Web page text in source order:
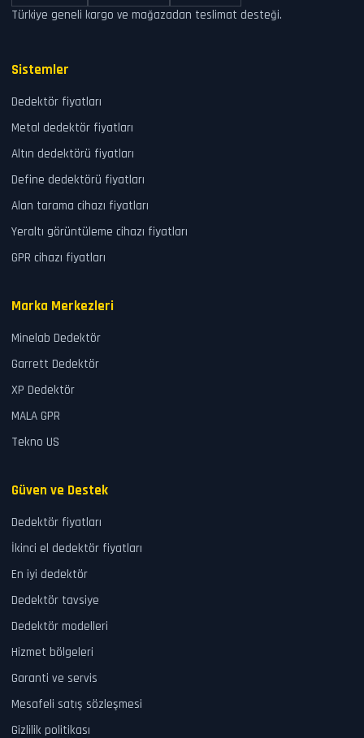
Türkiye geneli kargo ve mağazadan teslimat desteği.
Sistemler
Dedektör fiyatları
Metal dedektör fiyatları
Altın dedektörü fiyatları
Define dedektörü fiyatları
Alan tarama cihazı fiyatları
Yeraltı görüntüleme cihazı fiyatları
GPR cihazı fiyatları
Marka Merkezleri
Minelab Dedektör
Garrett Dedektör
XP Dedektör
MALA GPR
Tekno US
Güven ve Destek
Dedektör fiyatları
İkinci el dedektör fiyatları
En iyi dedektör
Dedektör tavsiye
Dedektör modelleri
Hizmet bölgeleri
Garanti ve servis
Mesafeli satış sözleşmesi
Gizlilik politikası